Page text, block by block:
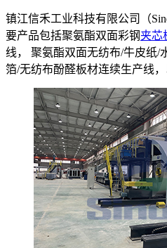
镇江信禾工业科技有限公司（
要产品包括聚氨酯双面彩钢夹芯
线， 聚氨酯双面无纺布/牛皮纸/
箔/无纺布酚醛板材连续生产线